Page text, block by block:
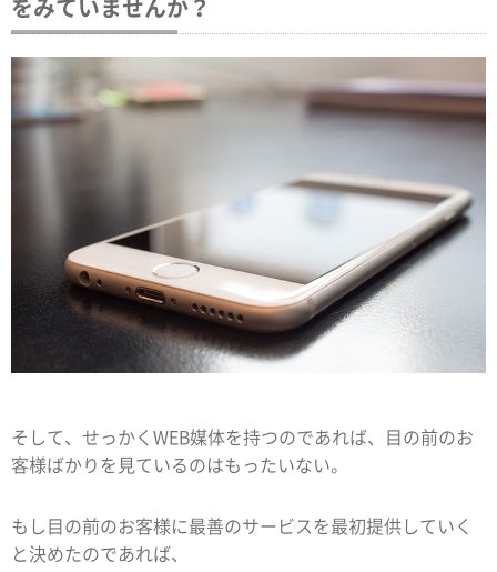
をみていませんか？
そして、せっかくWEB媒体を持つのであれば、目の前のお
客様ばかりを見ているのはもったいない。
もし目の前のお客様に最善のサービスを最初提供していく
と決めたのであれば、